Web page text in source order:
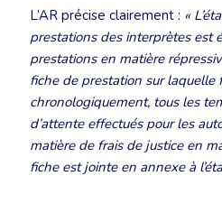
L’AR précise clairement : «
prestations des interprètes est
prestations en matière
fiche de prestation sur laquelle
chronologiquement, tous les
d’attente effectués pour les
matière de frais de justice en
fiche est jointe en annexe à